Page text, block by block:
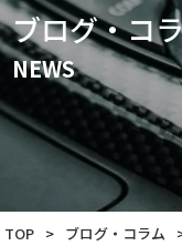
ブログ・コ
NEWS
TOP > ブログ・コラム